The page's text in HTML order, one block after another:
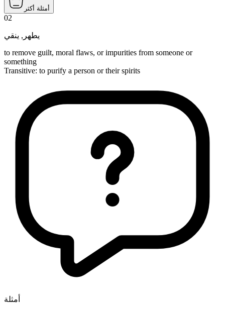
أمثلة أكثر
02
يطهر , ينقي
to remove guilt, moral flaws, or impurities from someone or
something
Transitive: to purify a person or their spirits
أمثلة